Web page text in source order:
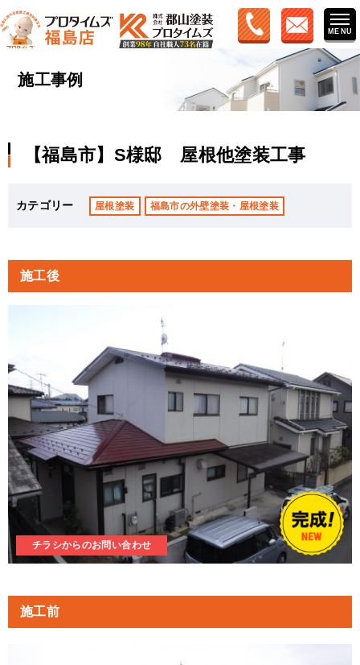
施工事例
【福島市】S様邸 屋根他塗装工事
カテゴリー 屋根塗装 福島市の外壁塗装・屋根塗装
施工後
チラシからのお問い合わせ
施工前